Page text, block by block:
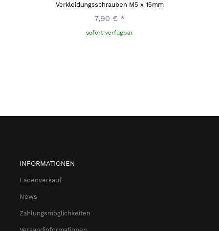
Verkleidungsschrauben M5 x 15mm
7,90 € *
sofort verfügbar
INFORMATIONEN
Ladenverkauf
News
Zahlungsmöglichkeiten